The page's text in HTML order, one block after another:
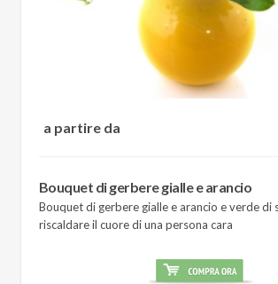
a partire da
Bouquet di gerbere gialle e arancio
Bouquet di gerbere gialle e arancio e verde di
riscaldare il cuore di una persona cara